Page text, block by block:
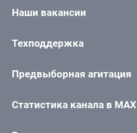
Наши вакансии
Техподдержка
Предвыборная агитация
Статистика канала в MAX